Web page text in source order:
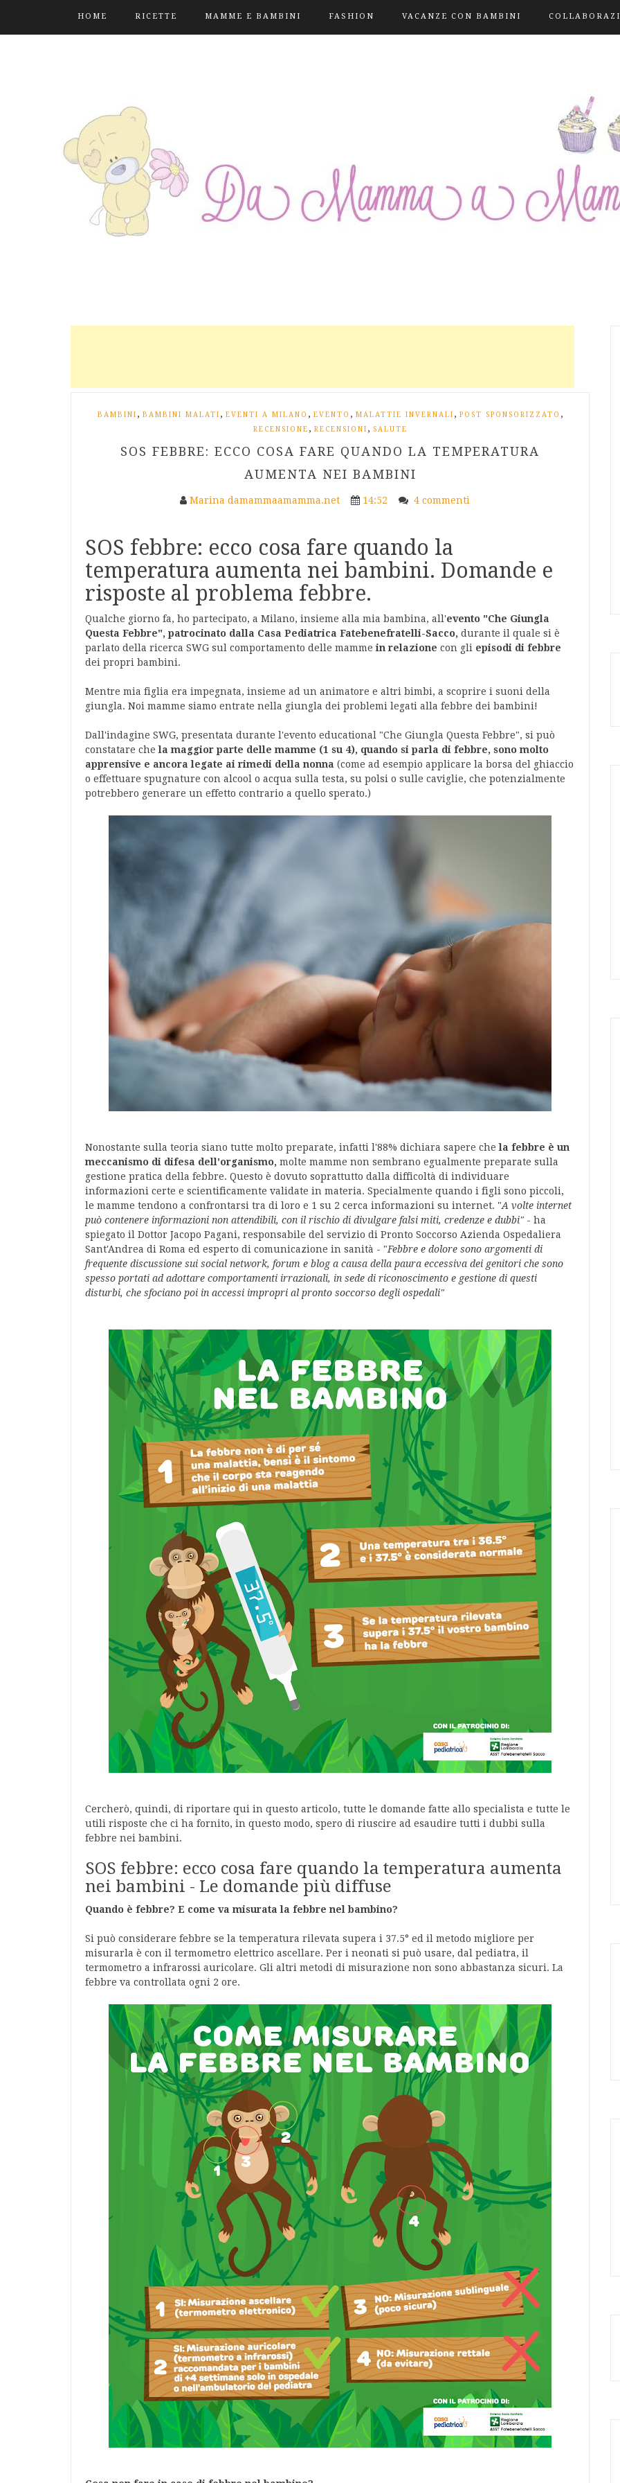
HOME RICETTE MAMME E BAMBINI FASHION VACANZE CON BAMBINI
BAMBINI , BAMBINI MALATI , EVENTI A MILANO , EVENTO , MALATTIE INVERNALI , POST SPONSORIZZATO ,
RECENSIONE , RECENSIONI , SALUTE
SOS FEBBRE: ECCO COSA FARE QUANDO LA TEMPERATURA
AUMENTA NEI BAMBINI
Marina damammaamamma.net 14:52 4 commenti
SOS febbre: ecco cosa fare quando la
temperatura aumenta nei bambini. Domande e
risposte al problema febbre.
Qualche giorno fa, ho partecipato, a Milano, insieme alla mia bambina, all'evento "Che Giungla
Questa Febbre", patrocinato dalla Casa Pediatrica Fatebenefratelli-Sacco, durante il quale si è
parlato della ricerca SWG sul comportamento delle mamme in relazione con gli episodi di febbre
dei propri bambini.
Mentre mia figlia era impegnata, insieme ad un animatore e altri bimbi, a scoprire i suoni della
giungla. Noi mamme siamo entrate nella giungla dei problemi legati alla febbre dei bambini!
Dall'indagine SWG, presentata durante l'evento educational "Che Giungla Questa Febbre", si può
constatare che la maggior parte delle mamme (1 su 4), quando si parla di febbre, sono molto
apprensive e ancora legate ai rimedi della nonna (come ad esempio applicare la borsa del ghiaccio
o effettuare spugnature con alcool o acqua sulla testa, su polsi o sulle caviglie, che potenzialmente
potrebbero generare un effetto contrario a quello sperato.)
Nonostante sulla teoria siano tutte molto preparate, infatti l'88% dichiara sapere chela febbre è un
meccanismo di difesa dell'organismo, molte mamme non sembrano egualmente preparate sulla
gestione pratica della febbre. Questo è dovuto soprattutto dalla difficoltà di individuare
informazioni certe e scientificamente validate in materia. Specialmente quando i figli sono piccoli,
le mamme tendono a confrontarsi tra di loro e 1 su 2 cerca informazioni su internet. "A volte internet
può contenere informazioni non attendibili, con il rischio di divulgare falsi miti, credenze e dubbi" - ha
spiegato il Dottor Jacopo Pagani, responsabile del servizio di Pronto Soccorso Azienda Ospedaliera
Sant'Andrea di Roma ed esperto di comunicazione in sanità - "Febbre e dolore sono argomenti di
frequente discussione sui social network, forum e blog a causa della paura eccessiva dei genitori che sono
spesso portati ad adottare comportamenti irrazionali, in sede di riconoscimento e gestione di questi
disturbi, che sfociano poi in accessi impropri al pronto soccorso degli ospedali"
Cercherò, quindi, di riportare qui in questo articolo, tutte le domande fatte allo specialista e tutte le
utili risposte che ci ha fornito, in questo modo, spero di riuscire ad esaudire tutti i dubbi sulla
febbre nei bambini.
SOS febbre: ecco cosa fare quando la temperatura aumenta
nei bambini - Le domande più diffuse
Quando è febbre? E come va misurata la febbre nel bambino?
Si può considerare febbre se la temperatura rilevata supera i 37.5° ed il metodo migliore per
misurarla è con il termometro elettrico ascellare. Per i neonati si può usare, dal pediatra, il
termometro a infrarossi auricolare. Gli altri metodi di misurazione non sono abbastanza sicuri. La
febbre va controllata ogni 2 ore.